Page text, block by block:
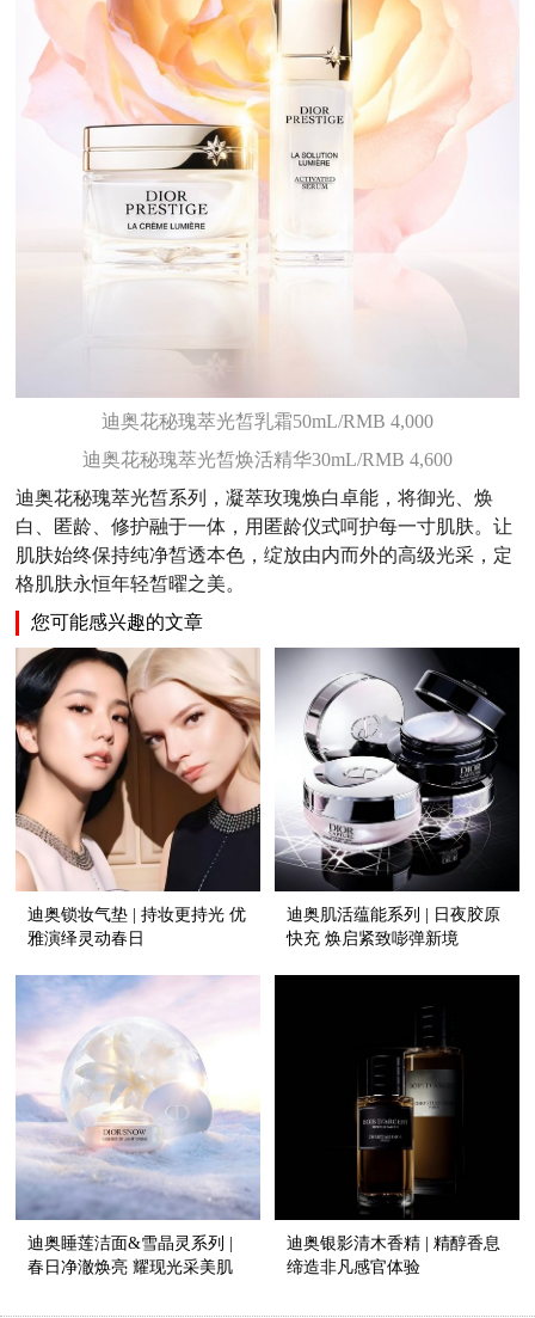
迪奥花秘瑰萃光皙乳霜50mL/RMB 4,000
迪奥花秘瑰萃光皙焕活精华30mL/RMB 4,600
迪奥花秘瑰萃光皙系列，凝萃玫瑰焕白卓能，将御光、焕
白、匿龄、修护融于一体，用匿龄仪式呵护每一寸肌肤。让
肌肤始终保持纯净皙透本色，绽放由内而外的高级光采，定
格肌肤永恒年轻皙曜之美。
您可能感兴趣的文章
迪奥锁妆气垫 | 持妆更持光 优
雅演绎灵动春日
迪奥肌活蕴能系列 | 日夜胶原
快充 焕启紧致嘭弹新境
迪奥睡莲洁面&雪晶灵系列 |
春日净澈焕亮 耀现光采美肌
迪奥银影清木香精 | 精醇香息
缔造非凡感官体验